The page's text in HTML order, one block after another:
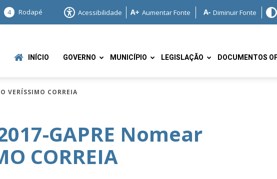
4 Rodapé Acessibilidade Aumentar Fonte Diminuir Fonte
INÍCIO GOVERNO MUNICÍPIO LEGISLAÇÃO DOCUMENTOS
VERÍSSIMO CORREIA
GAPRE Nomear
CORREIA